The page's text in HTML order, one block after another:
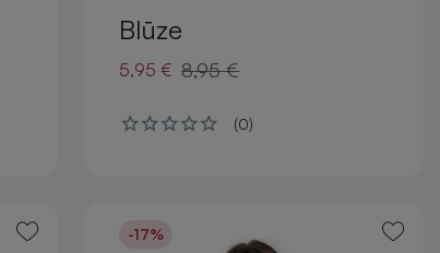
Blūze
5,95 € 8,95 €
(0)
-17%